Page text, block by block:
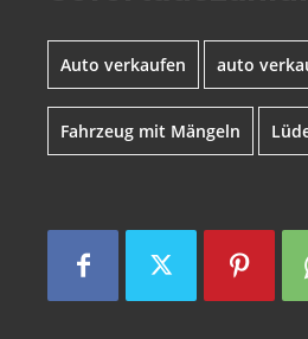
Auto verkaufen auto
Fahrzeug mit Mängeln